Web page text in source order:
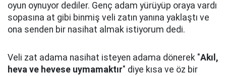
oyun oynuyor dediler. Genç adam yürüyüp oraya vardı
sopasına at gibi binmiş veli zatın yanına yaklaştı ve
ona senden bir nasihat almak istiyorum dedi.
Veli zat adama nasihat isteyen adama dönerek "Akıl,
heva ve hevese uymamaktır" diye kısa ve öz bir